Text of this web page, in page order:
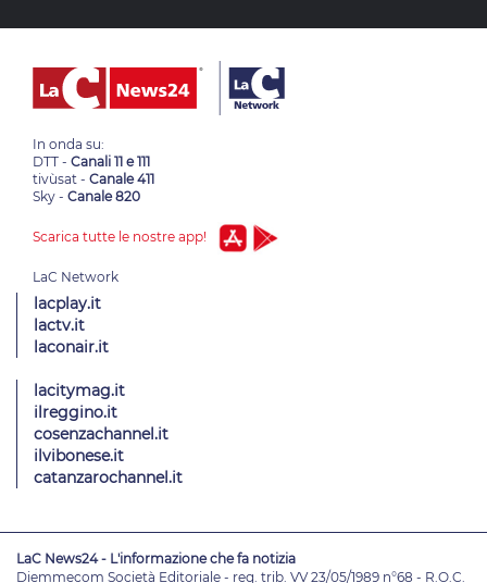
In onda su:
DTT - Canali 11 e 111
tivùsat - Canale 411
Sky - Canale 820
Scarica tutte le nostre app!
lacplay.it
lactv.it
laconair.it
lacitymag.it
ilreggino.it
cosenzachannel.it
ilvibonese.it
catanzarochannel.it
LaC News24 - L'informazione che fa notizia
Diemmecom Società Editoriale - reg. trib. VV 23/05/1989 n°68 - R.O.C.